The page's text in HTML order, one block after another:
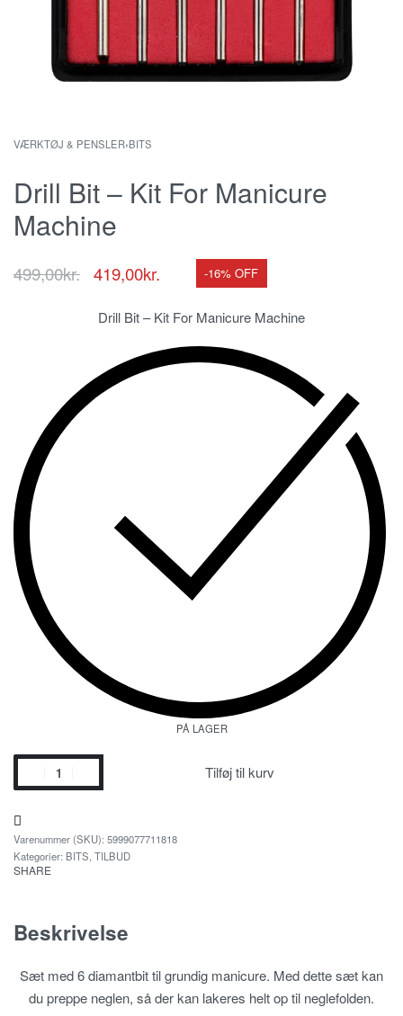
VÆRKTØJ & PENSLER›BITS
Drill Bit – Kit For Manicure
Machine
499,00kr. 419,00kr. -16% OFF
Drill Bit – Kit For Manicure Machine
PÅ LAGER
Tilføj til kurv
5999077711818
Kategorier: BITS, TILBUD
SHARE
Beskrivelse
Sæt med 6 diamantbit til grundig manicure. Med dette sæt kan
du preppe neglen, så der kan lakeres helt op til neglefolden.